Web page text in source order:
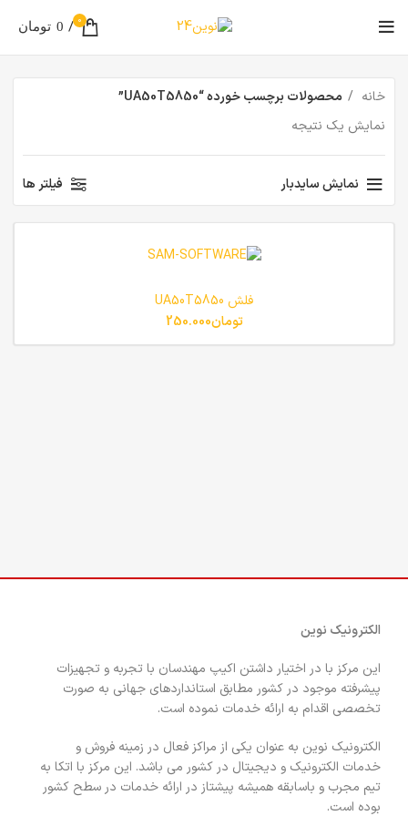
0
/ تومان 0
خانه
محصولات برچسب خورده “UA50T5850”
نمایش یک نتیجه
نمایش سایدبار فیلتر ها
فلش UA50T5850
تومان250.000
الکترونیک نوین
این مرکز با در اختیار داشتن اکیپ مهندسان با تجربه و تجهیزات
پیشرفته موجود در کشور مطابق استانداردهای جهانی به صورت
تخصصی اقدام به ارائه خدمات نموده است.
الکترونیک نوین به عنوان یکی از مراکز فعال در زمینه فروش و
خدمات الکترونیک و دیجیتال در کشور می باشد. این مرکز با اتکا به
تیم مجرب و باسابقه همیشه پیشتاز در ارائه خدمات در سطح کشور
بوده است.